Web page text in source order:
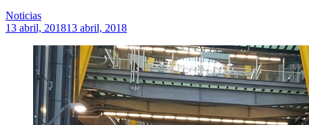
Noticias
13 abril, 201813 abril, 2018